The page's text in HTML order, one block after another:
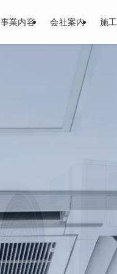
事業内容 会社案内 施